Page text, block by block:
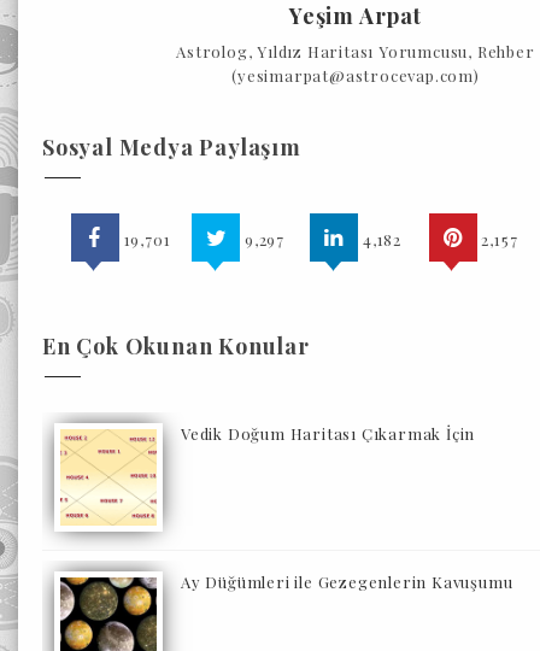
Yeşim Arpat
Astrolog, Yıldız Haritası Yorumcusu, Rehber
(yesimarpat@astrocevap.com)
Sosyal Medya Paylaşım
19,701 9,297 4,182 2,157
En Çok Okunan Konular
Vedik Doğum Haritası Çıkarmak İçin
Ay Düğümleri ile Gezegenlerin Kavuşumu